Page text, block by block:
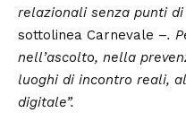
relazionali senza punti
sottolinea Carnevale –.
nell’ascolto, nella
luoghi di incontro reali,
digitale”.